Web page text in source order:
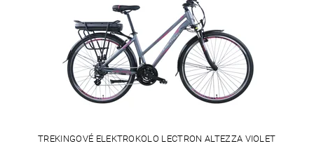
TREKINGOVÉ ELEKTROKOLO LECTRON ALTEZZA VIOLET